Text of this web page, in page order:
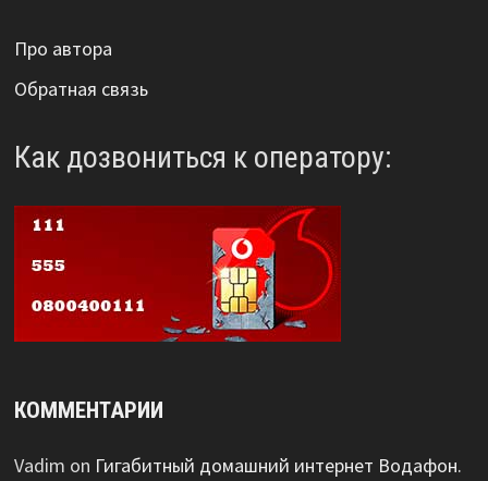
Про автора
Обратная связь
Как дозвониться к оператору:
КОММЕНТАРИИ
Vadim on Гигабитный домашний интернет Водафон.